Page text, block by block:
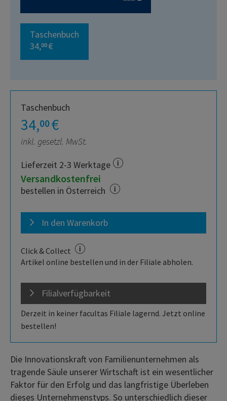
Taschenbuch
34,00 €
Taschenbuch
34,00€
inkl. gesetzl. MwSt.
Lieferzeit 2-3 Werktage
Versandkostenfrei
bestellen in Österreich
In den Warenkorb
Click & Collect
Artikel online bestellen und in der Filiale abholen.
Filialverfügbarkeit
Derzeit in keiner facultas Filiale lagernd. Jetzt online
bestellen!
Die Innovationskraft von Familienunternehmen als
tragende Säule unserer Wirtschaft ist ein wesentlicher
Faktor für den Erfolg und das langfristige Überleben
dieses Unternehmenstyps. So unterschiedlich dieser